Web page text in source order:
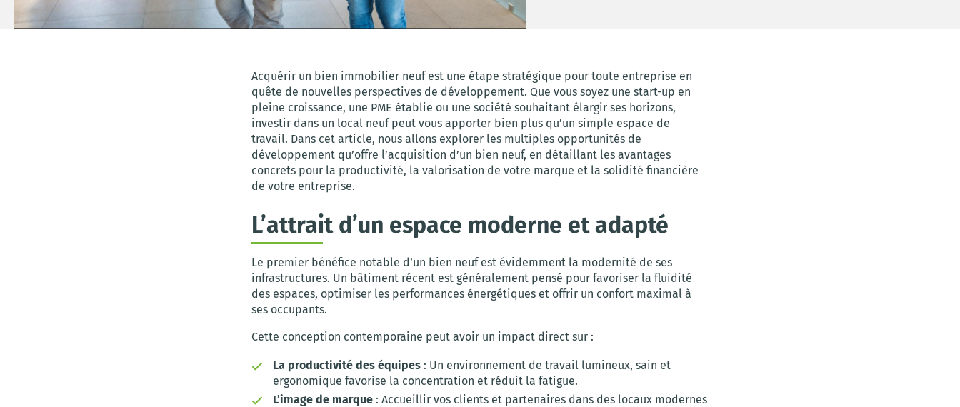
Acquérir un bien immobilier neuf est une étape stratégique pour toute entreprise en
quête de nouvelles perspectives de développement. Que vous soyez une start-up en
pleine croissance, une PME établie ou une société souhaitant élargir ses horizons,
investir dans un local neuf peut vous apporter bien plus qu’un simple espace de
travail. Dans cet article, nous allons explorer les multiples opportunités de
développement qu’offre l’acquisition d’un bien neuf, en détaillant les avantages
concrets pour la productivité, la valorisation de votre marque et la solidité financière
de votre entreprise.
L’attrait d’un espace moderne et adapté
Le premier bénéfice notable d’un bien neuf est évidemment la modernité de ses
infrastructures. Un bâtiment récent est généralement pensé pour favoriser la fluidité
des espaces, optimiser les performances énergétiques et offrir un confort maximal à
ses occupants.
Cette conception contemporaine peut avoir un impact direct sur :
La productivité des équipes : Un environnement de travail lumineux, sain et
ergonomique favorise la concentration et réduit la fatigue.
L’image de marque : Accueillir vos clients et partenaires dans des locaux modernes